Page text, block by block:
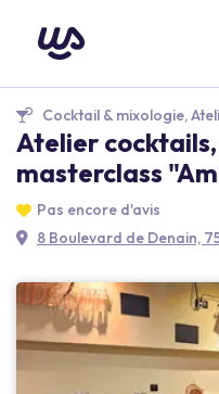
Cocktail & mixologie,
Atelier
masterclass
Pas encore d'avis
8 Boulevard de Denain,